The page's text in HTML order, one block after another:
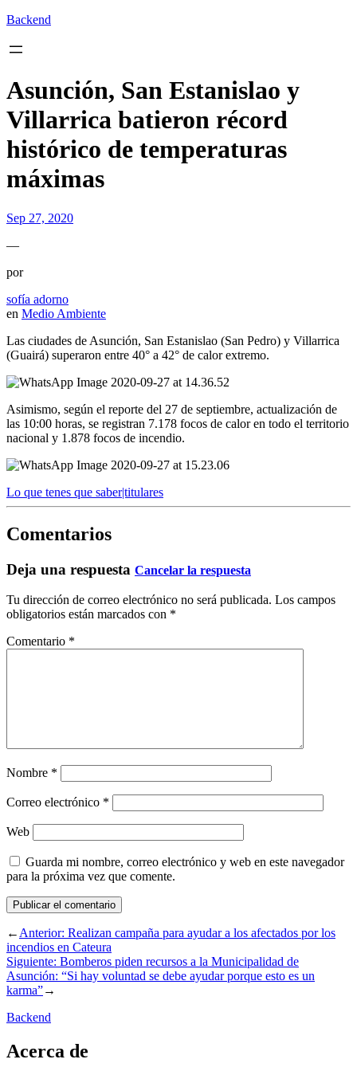
Backend
Asunción, San Estanislao y
Villarrica batieron récord
histórico de temperaturas
máximas
Sep 27, 2020
—
por
sofía adorno
en Medio Ambiente
Las ciudades de Asunción, San Estanislao (San Pedro) y Villarrica
(Guairá) superaron entre 40° a 42° de calor extremo.
Asimismo, según el reporte del 27 de septiembre, actualización de
las 10:00 horas, se registran 7.178 focos de calor en todo el territorio
nacional y 1.878 focos de incendio.
Lo que tenes que saber|titulares
Comentarios
Deja una respuesta Cancelar la respuesta
Tu dirección de correo electrónico no será publicada. Los campos
obligatorios están marcados con *
Comentario *
Nombre *
Correo electrónico *
Web
Guarda mi nombre, correo electrónico y web en este navegador
para la próxima vez que comente.
←Anterior: Realizan campaña para ayudar a los afectados por los
incendios en Cateura
Siguiente: Bomberos piden recursos a la Municipalidad de
Asunción: “Si hay voluntad se debe ayudar porque esto es un
karma”→
Backend
Acerca de